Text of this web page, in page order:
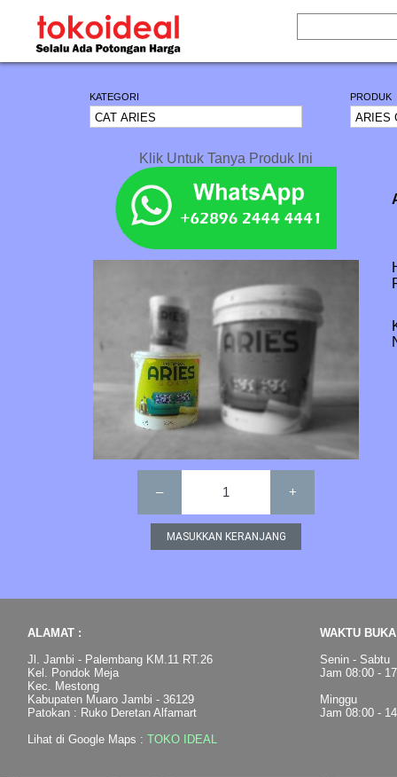
KATEGORI PRODUK
Klik Untuk Tanya Produk Ini
– 1 +
ALAMAT :
Jl. Jambi - Palembang KM.11 RT.26
Kel. Pondok Meja
Kec. Mestong
Kabupaten Muaro Jambi - 36129
Patokan : Ruko Deretan Alfamart
Lihat di Google Maps : TOKO IDEAL
WAKTU
Senin - Sabtu
Jam 08:00 -
Minggu
Jam 08:00 -